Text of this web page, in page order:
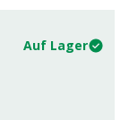
Auf Lager